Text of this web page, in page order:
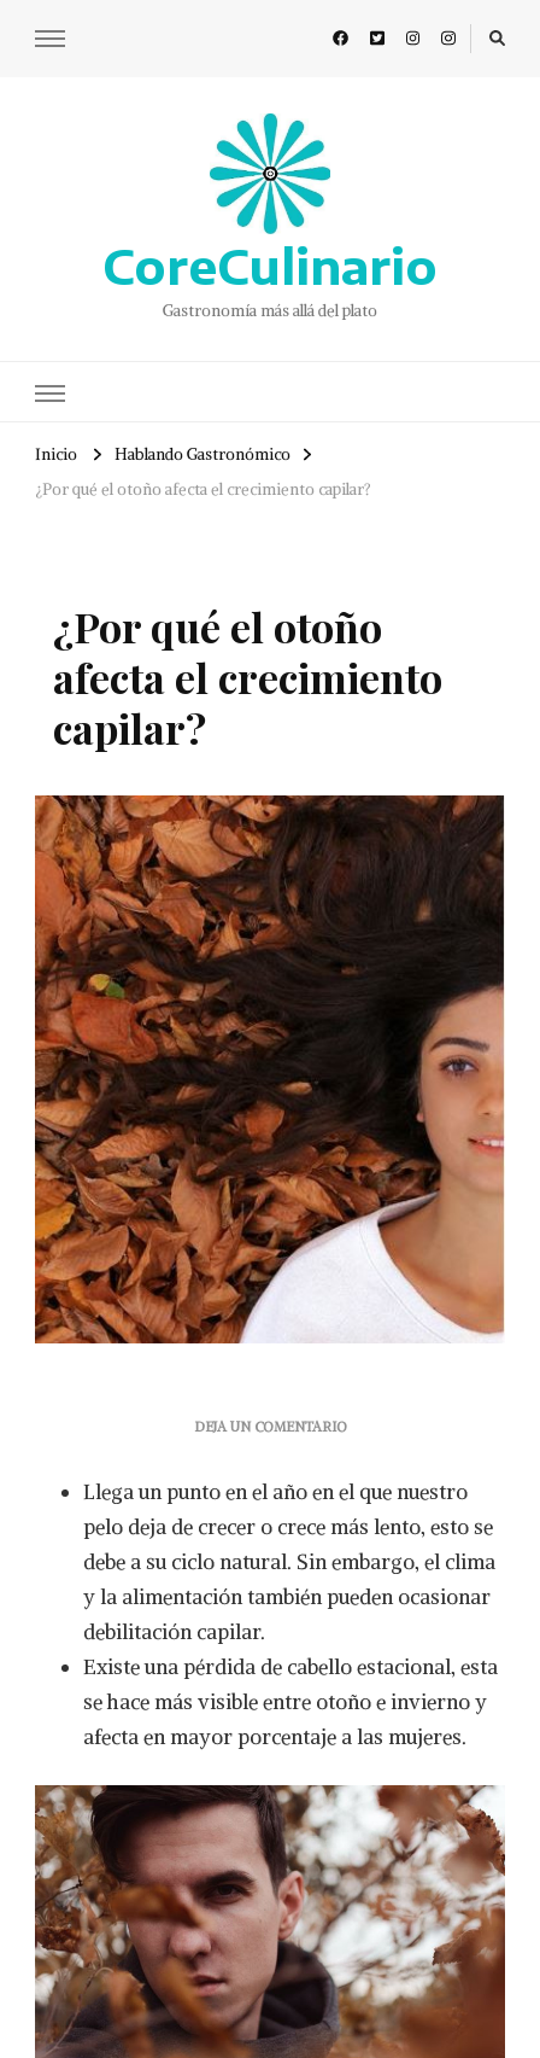
CoreCulinario
Gastronomía más allá del plato
Inicio
Hablando Gastronómico
¿Por qué el otoño afecta el crecimiento capilar?
¿Por qué el otoño
afecta el crecimiento
capilar?
DEJA UN COMENTARIOEN
EL
OTOÑO
AFECTA
EL
CRECIMIENTO
CAPILAR?
Llega un punto en el año en el que nuestro
pelo deja de crecer o crece más lento, esto se
debe a su ciclo natural. Sin embargo, el clima
y la alimentación también pueden ocasionar
debilitación capilar.
Existe una pérdida de cabello estacional, esta
se hace más visible entre otoño e invierno y
afecta en mayor porcentaje a las mujeres.